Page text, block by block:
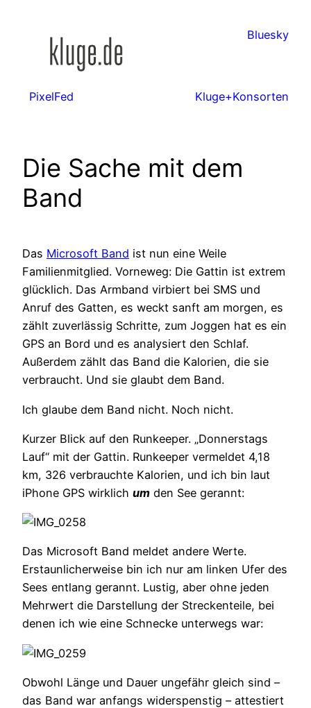
Bluesky
PixelFed Kluge+Konsorten
Die Sache mit dem
Band
Das Microsoft Band ist nun eine Weile
Familienmitglied. Vorneweg: Die Gattin ist extrem
glücklich. Das Armband virbiert bei SMS und
Anruf des Gatten, es weckt sanft am morgen, es
zählt zuverlässig Schritte, zum Joggen hat es ein
GPS an Bord und es analysiert den Schlaf.
Außerdem zählt das Band die Kalorien, die sie
verbraucht. Und sie glaubt dem Band.
Ich glaube dem Band nicht. Noch nicht.
Kurzer Blick auf den Runkeeper. „Donnerstags
Lauf“ mit der Gattin. Runkeeper vermeldet 4,18
km, 326 verbrauchte Kalorien, und ich bin laut
iPhone GPS wirklich um den See gerannt:
Das Microsoft Band meldet andere Werte.
Erstaunlicherweise bin ich nur am linken Ufer des
Sees entlang gerannt. Lustig, aber ohne jeden
Mehrwert die Darstellung der Streckenteile, bei
denen ich wie eine Schnecke unterwegs war:
Obwohl Länge und Dauer ungefähr gleich sind –
das Band war anfangs widerspenstig – attestiert